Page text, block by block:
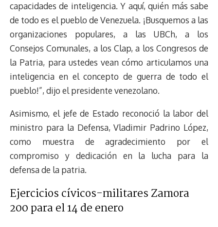
capacidades de inteligencia. Y aquí, quién más sabe
de todo es el pueblo de Venezuela. ¡Busquemos a las
organizaciones populares, a las UBCh, a los
Consejos Comunales, a los Clap, a los Congresos de
la Patria, para ustedes vean cómo articulamos una
inteligencia en el concepto de guerra de todo el
pueblo!”, dijo el presidente venezolano.
Asimismo, el jefe de Estado reconoció la labor del
ministro para la Defensa, Vladimir Padrino López,
como muestra de agradecimiento por el
compromiso y dedicación en la lucha para la
defensa de la patria.
Ejercicios cívicos-militares Zamora
200 para el 14 de enero